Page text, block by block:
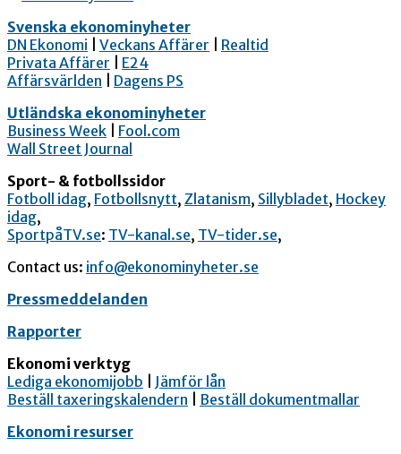
Svenska ekonominyheter
DN Ekonomi
Veckans Affärer
Realtid
Privata Affärer
E24
Affärsvärlden
Dagens PS
Utländska ekonominyheter
Business Week
Fool.com
Wall Street Journal
Sport- & fotbollssidor
Fotboll idag, Fotbollsnytt, Zlatanism, Sillybladet, Hockey
idag,
SportpåTV.se: TV-kanal.se, TV-tider.se,
Contact us: info@ekonominyheter.se
Pressmeddelanden
Rapporter
Ekonomi verktyg
Lediga ekonomijobb
Jämför lån
Beställ taxeringskalendern
Beställ dokumentmallar
Ekonomi resurser